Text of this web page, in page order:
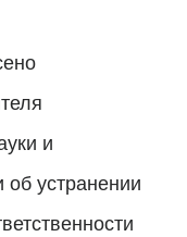
и
устранении